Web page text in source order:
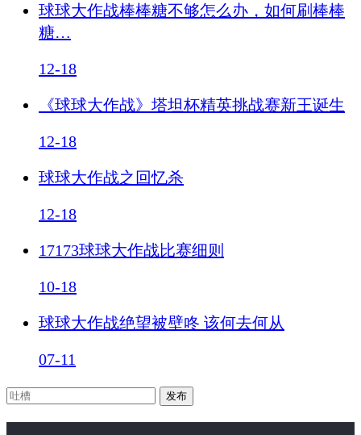
球球大作战棒棒糖不够怎么办，如何刷棒棒
糖…
12-18
《球球大作战》塔坦杯精英挑战赛新王诞生
12-18
球球大作战之回忆杀
12-18
17173球球大作战比赛细则
10-18
球球大作战绝望被壁咚 该何去何从
07-11